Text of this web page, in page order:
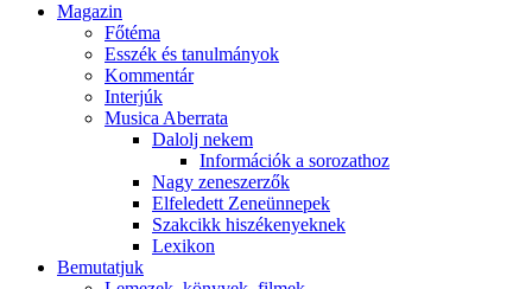
Magazin
Főtéma
Esszék és tanulmányok
Kommentár
Interjúk
Musica Aberrata
Dalolj nekem
Információk a sorozathoz
Nagy zeneszerzők
Elfeledett Zeneünnepek
Szakcikk hiszékenyeknek
Lexikon
Bemutatjuk